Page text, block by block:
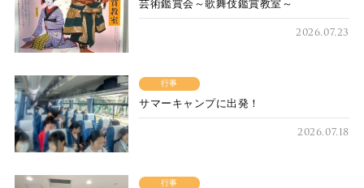
芸術鑑賞会～歌舞伎鑑賞教室～
2026.07.23
行事
サマーキャンプに出発！
2026.07.18
行事